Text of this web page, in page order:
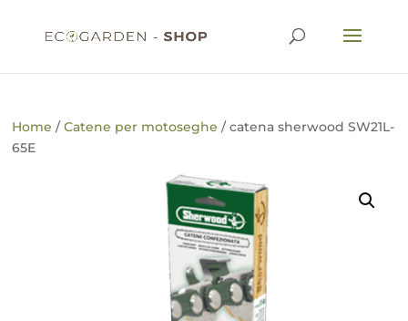
Home /Catene per motoseghe / catena sherwood SW21L-
65E